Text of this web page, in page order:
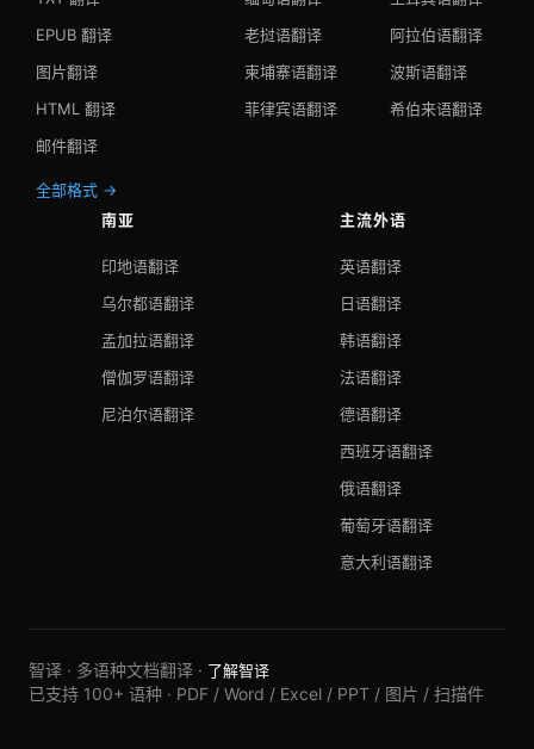
EPUB 翻译
图片翻译
HTML 翻译
邮件翻译
全部格式 →
老挝语翻译
柬埔寨语翻译
菲律宾语翻译
阿拉伯语翻译
波斯语翻译
希伯来语翻译
南亚
印地语翻译
乌尔都语翻译
孟加拉语翻译
僧伽罗语翻译
尼泊尔语翻译
主流外语
英语翻译
日语翻译
韩语翻译
法语翻译
德语翻译
西班牙语翻译
俄语翻译
葡萄牙语翻译
意大利语翻译
智译 · 多语种文档翻译 · 了解智译
已支持 100+ 语种 · PDF / Word / Excel / PPT / 图片 / 扫描件